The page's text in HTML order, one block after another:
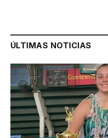
ÚLTIMAS NOTICIAS